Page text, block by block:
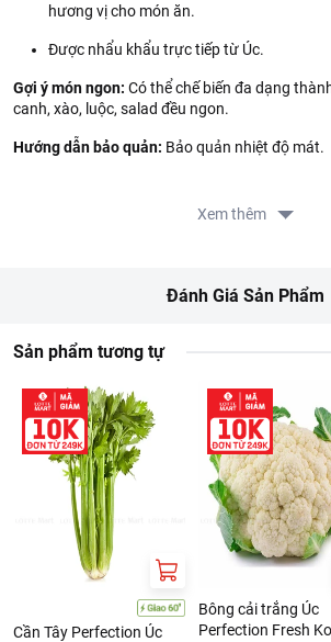
hương vị cho món ăn.
Được nhẩu khẩu trực tiếp từ Úc.
Gợi ý món ngon: Có thể chế biến đa dạng
canh, xào, luộc, salad đều ngon.
Hướng dẫn bảo quản: Bảo quản nhiệt độ mát.
Thông tin từ LOTTE MART:
đơn hàng của Quý khách, vui lòng xem
https://www.lottemart.vn/vi-nsg/faq/39
https://www.lottemart.vn/vi-nsg/faq/85
Thông tin nhà cung cấp:
Tên công ty: CONG TY TNHH PHAT TRIEN
KOJAVM
Địa chỉ:96/1/3A DUONG DAO TONG
NHA BE, THANH PHO HO CHI MINH, VIET
Xem thêm
Đánh Giá Sản Phẩm
Sản phẩm tương tự
Cần Tây Perfection Úc
Bông cải trắng Úc
Perfection Fresh